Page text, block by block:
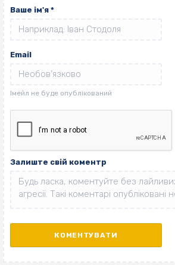
Ваше ім'я *
Email
Залиште свій коментр